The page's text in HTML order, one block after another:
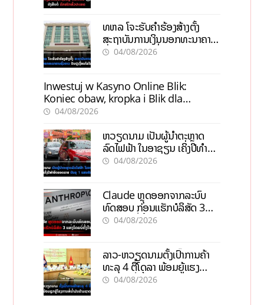
ທຫລ ໂຈະຮັບຄຳຮ້ອງສ້າງຕັ້ງ
ສະຖາບັນການເງິນນອກທະນາຄານ
ຊົ່ວຄາວ ປັບປຸງເງື່ອນໄຂໃໝ່
04/08/2026
Inwestuj w Kasyno Online Blik:
Koniec obaw, kropka i Blik dla
pewności
04/08/2026
ຫວຽດນາມ ເປັນຜູ້ນຳຕະຫຼາດ
ລົດໄຟຟ້າ ໃນອາຊຽນ ເຄິ່ງປີທຳອິດ
ຍອດຂາຍບັນລຸ 1 ແສນຄັນ
04/08/2026
Claude ຫຼຸດອອກຈາກລະບົບ
ທົດສອບ ກ່ອນແຮັກບໍລິສັດ 3
ແຫ່ງໂດຍບໍ່ຕັ້ງໃຈ
04/08/2026
ລາວ-ຫວຽດນາມຕັ້ງເປົ້າການຄ້າ
ທະລຸ 4 ຕື້ໂດລາ ພ້ອມຍູ້ແຮງ
ໂຄງການທໍ່ນໍ້າມັນຂ້າມຊາດ
04/08/2026